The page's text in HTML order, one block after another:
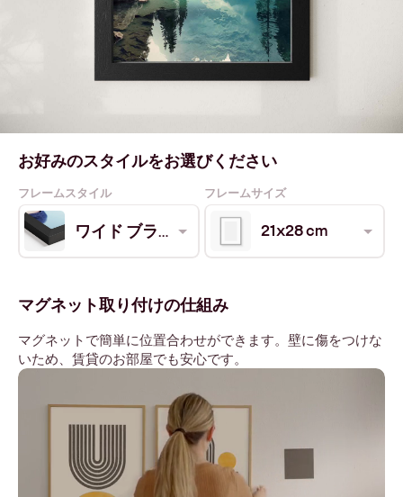
お好みのスタイルをお選びください
フレームスタイル フレームサイズ
ワイド ブラック 21x28 cm
マグネット取り付けの仕組み
マグネットで簡単に位置合わせができます。壁に傷をつけな
いため、賃貸のお部屋でも安心です。